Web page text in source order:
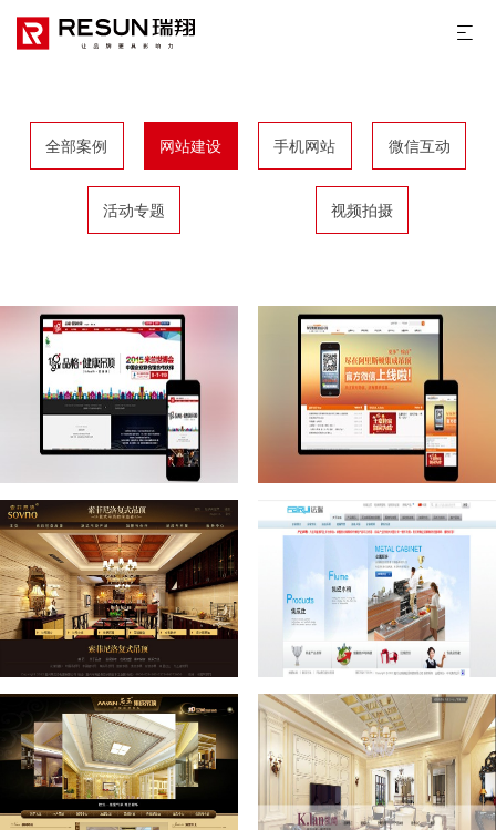
全部案例 网站建设 手机网站 微信互动
活动专题 视频拍摄
品格健康吊顶 阿里斯顿集成吊顶
索菲尼洛复式吊顶 法瑞集成灶